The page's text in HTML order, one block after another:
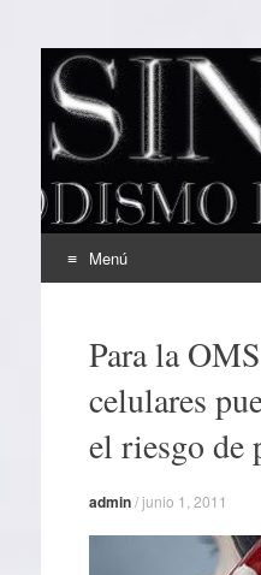
EL
Periodismo Inteligente
Menú
contenidoPara la
celulares
el riesgo de
admin/junio 1, 2011